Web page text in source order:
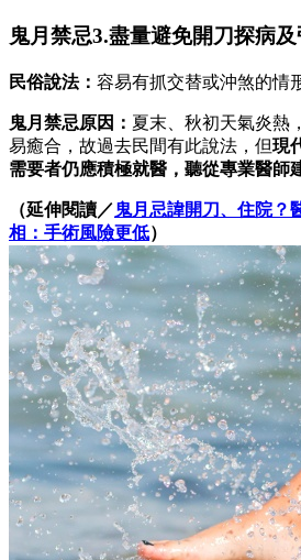
鬼月禁忌3.盡量避免開刀探病
民俗說法： 容易有抓交替或沖煞的情
鬼月禁忌原因： 夏末、秋初天氣炎熱
易癒合，故過去民間有此說法，但現
需要者仍應積極就醫，聽從專業醫師
（延伸閱讀／鬼月忌諱開刀、住院？
相：手術風險更低）